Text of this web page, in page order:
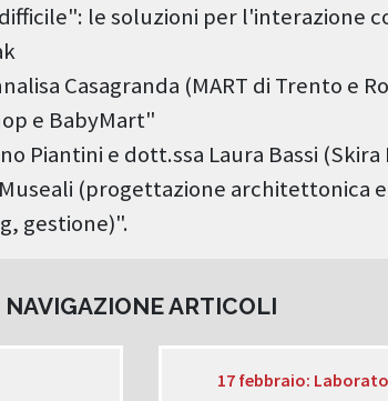
le soluzioni per l'interazione
Casagranda (MART di Trento e
e BabyMart"
Piantini e dott.ssa Laura Bassi
(progettazione architettonica
gestione)".
NAVIGAZIONE ARTICOLI
17 febbraio: